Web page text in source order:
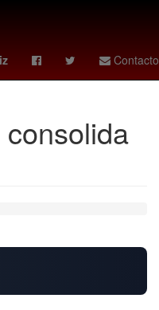
Contacto